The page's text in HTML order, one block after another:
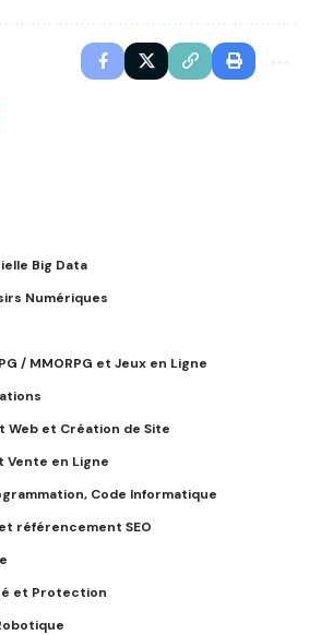
Big Data
Numériques
/ MMORPG et Jeux en Ligne
Web et Création de Site
Vente en Ligne
Code Informatique
référencement SEO
et Protection